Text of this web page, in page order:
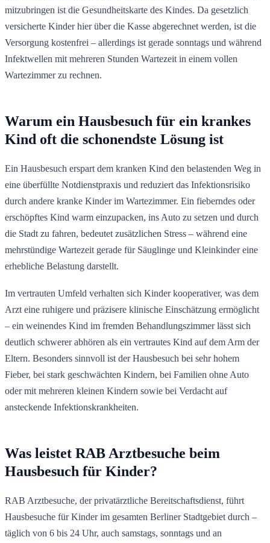
mitzubringen ist die Gesundheitskarte des Kindes. Da gesetzlich
versicherte Kinder hier über die Kasse abgerechnet werden, ist die
Versorgung kostenfrei – allerdings ist gerade sonntags und während
Infektwellen mit mehreren Stunden Wartezeit in einem vollen
Wartezimmer zu rechnen.
Warum ein Hausbesuch für ein krankes
Kind oft die schonendste Lösung ist
Ein Hausbesuch erspart dem kranken Kind den belastenden Weg in
eine überfüllte Notdienstpraxis und reduziert das Infektionsrisiko
durch andere kranke Kinder im Wartezimmer. Ein fieberndes oder
erschöpftes Kind warm einzupacken, ins Auto zu setzen und durch
die Stadt zu fahren, bedeutet zusätzlichen Stress – während eine
mehrstündige Wartezeit gerade für Säuglinge und Kleinkinder eine
erhebliche Belastung darstellt.
Im vertrauten Umfeld verhalten sich Kinder kooperativer, was dem
Arzt eine ruhigere und präzisere klinische Einschätzung ermöglicht
– ein weinendes Kind im fremden Behandlungszimmer lässt sich
deutlich schwerer abhören als ein vertrautes Kind auf dem Arm der
Eltern. Besonders sinnvoll ist der Hausbesuch bei sehr hohem
Fieber, bei stark geschwächten Kindern, bei Familien ohne Auto
oder mit mehreren kleinen Kindern sowie bei Verdacht auf
ansteckende Infektionskrankheiten.
Was leistet RAB Arztbesuche beim
Hausbesuch für Kinder?
RAB Arztbesuche, der privatärztliche Bereitschaftsdienst, führt
Hausbesuche für Kinder im gesamten Berliner Stadtgebiet durch –
täglich von 6 bis 24 Uhr, auch samstags, sonntags und an